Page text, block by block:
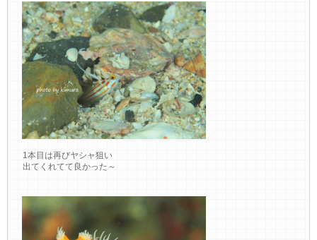
1本目は再びヤシャ狙い
出てくれてて良かった～